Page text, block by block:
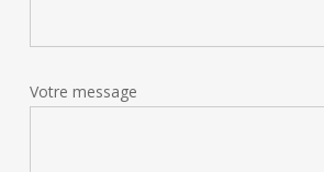
Votre message